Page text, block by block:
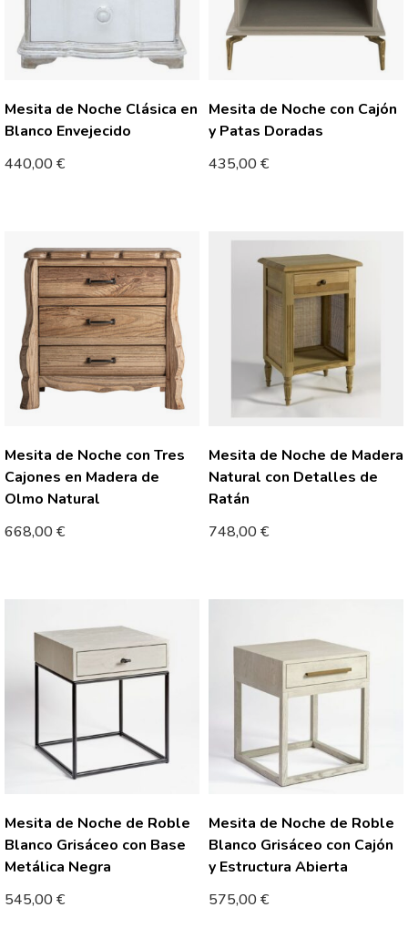
Mesita de Noche Clásica en
Blanco Envejecido
440,00€
Mesita de Noche con Cajón
y Patas Doradas
435,00€
Mesita de Noche con Tres
Cajones en Madera de
Olmo Natural
668,00€
Mesita de Noche de Madera
Natural con Detalles de
Ratán
748,00€
Mesita de Noche de Roble
Blanco Grisáceo con Base
Metálica Negra
545,00€
Mesita de Noche de Roble
Blanco Grisáceo con Cajón
y Estructura Abierta
575,00€